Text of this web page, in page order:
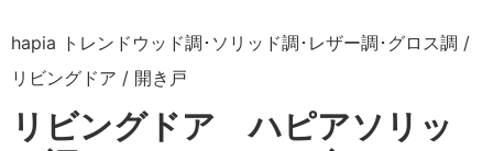
hapia トレンドウッド調･ソリッド調･レザー調･グロス調 /
リビングドア / 開き戸
リビングドア ハピアソリッ